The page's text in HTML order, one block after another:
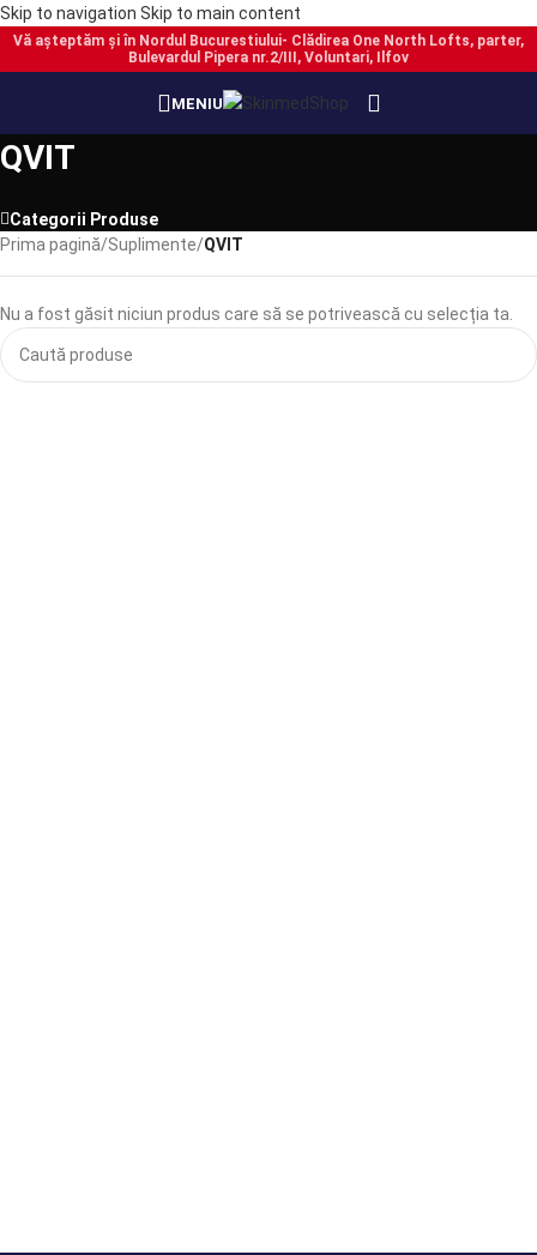
Skip to navigation Skip to main content
Vă așteptăm și în Nordul Bucurestiului- Clădirea One North Lofts, parter,
Bulevardul Pipera nr.2/III, Voluntari, Ilfov
MENIU
QVIT
Categorii Produse
Prima pagină/Suplimente/QVIT
Nu a fost găsit niciun produs care să se potrivească cu selecția ta.